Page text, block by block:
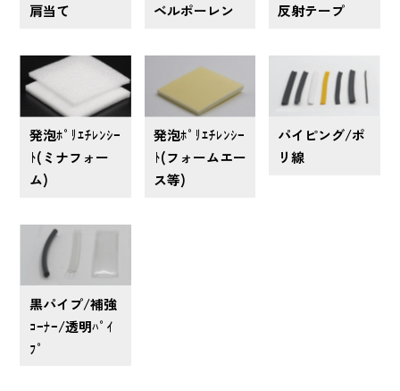
肩当て ベルポーレン 反射テープ
発泡ﾎﾟﾘｴﾁﾚﾝｼｰ
ﾄ(ミナフォー
ム)
発泡ﾎﾟﾘｴﾁﾚﾝｼｰ
ﾄ(フォームエー
ス等)
パイピング/ポ
リ線
黒パイプ/補強
ｺｰﾅｰ/透明ﾊﾟｲ
ﾌﾟ